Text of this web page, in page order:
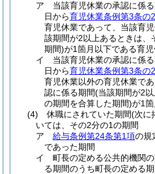
ア
当該育児休業の承認に係
日から育児休業条例第3条の2
育児休業であって、当該育
該期間が2以上あるときは、
期間)が1箇月以下である育
イ
当該育児休業の承認に係
日から育児休業条例第3条の2
育児休業以外の育児休業で
認に係る期間(当該期間が2
の期間を合算した期間)が1
(4)
休職にされていた期間(次に
いては、その2分の1の期間
ア
給与条例第24条第1項の規
であった期間
イ
町長の定める公共的機関
る期間のうち町長の定める期